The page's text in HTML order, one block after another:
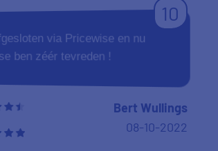
10
via Pricewise en nu
ben zéér tevreden !
Bert Wullings
08-10-2022